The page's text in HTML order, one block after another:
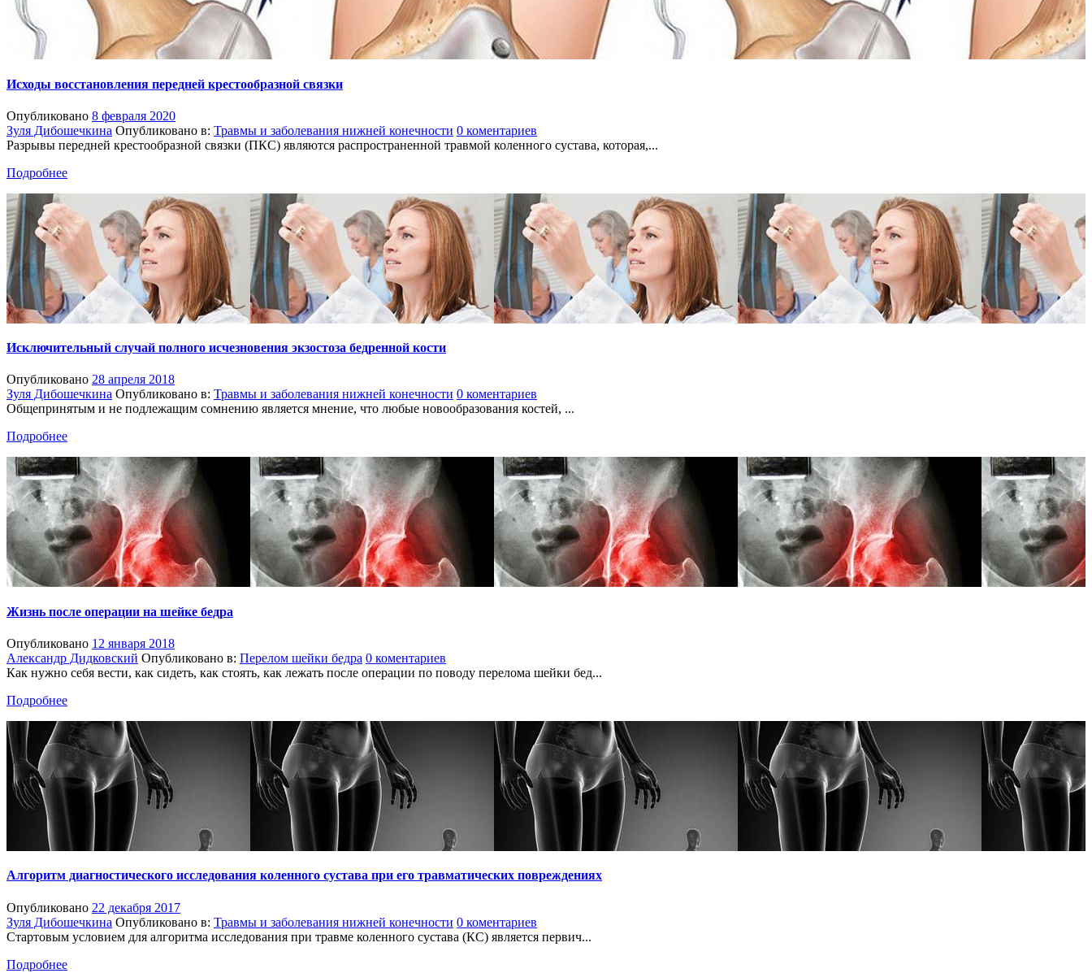
Исходы восстановления передней крестообразной связки
Опубликовано 8 февраля 2020
Зуля Дибошечкина Опубликовано в: Травмы и заболевания нижней конечности 0 коментариев
Разрывы передней крестообразной связки (ПКС) являются распространенной травмой коленного сустава, которая,...
Подробнее
Исключительный случай полного исчезновения экзостоза бедренной кости
Опубликовано 28 апреля 2018
Зуля Дибошечкина Опубликовано в: Травмы и заболевания нижней конечности 0 коментариев
Общепринятым и не подлежащим сомнению является мнение, что любые новообразования костей, ...
Подробнее
Жизнь после операции на шейке бедра
Опубликовано 12 января 2018
Александр Дидковский Опубликовано в: Перелом шейки бедра 0 коментариев
Как нужно себя вести, как сидеть, как стоять, как лежать после операции по поводу перелома шейки бед...
Подробнее
Алгоритм диагностического исследования коленного сустава при его травматических повреждениях
Опубликовано 22 декабря 2017
Зуля Дибошечкина Опубликовано в: Травмы и заболевания нижней конечности 0 коментариев
Cтартовым условием для алгоритма исследования при травме коленного сустава (КС) является первич...
Подробнее